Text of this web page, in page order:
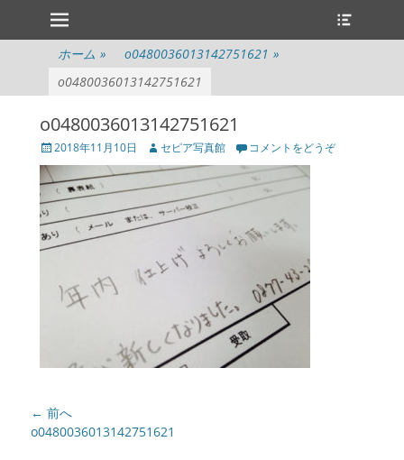
メインメニュー
コ
ン
ス
キ
プ
ダ
り
ホーム » o0480036013142751621 »
o0480036013142751621
o0480036013142751621
投
稿
日
2018年11月10日
投
稿
セピア写真館 コメントをどうぞ
投
稿
← 前へ
前
o0480036013142751621